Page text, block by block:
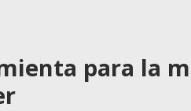
para la